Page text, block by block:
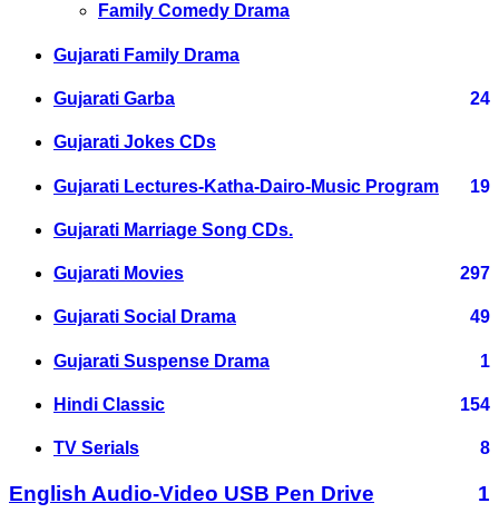
Family Comedy Drama
Gujarati Family Drama
Gujarati Garba 24
Gujarati Jokes CDs
Gujarati Lectures-Katha-Dairo-Music Program 19
Gujarati Marriage Song CDs.
Gujarati Movies 297
Gujarati Social Drama 49
Gujarati Suspense Drama 1
Hindi Classic 154
TV Serials 8
English Audio-Video USB Pen Drive
1